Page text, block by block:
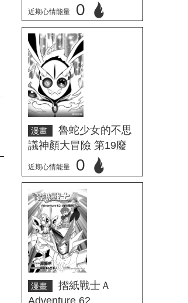
近期心情能量 0
立刻心情投票
漫畫
魯蛇少女的不思
議神顏大冒險 第19廢
近期心情能量 0
立刻心情投票
漫畫
摺紙戰士Ａ
Adventure 62